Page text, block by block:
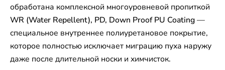
обработана комплексной многоуровневой пропиткой
WR (Water Repellent), PD, Down Proof PU Coating—
специальное внутреннее полиуретановое покрытие,
которое полностью исключает миграцию пуха наружу
даже после длительной носки и химчисток.